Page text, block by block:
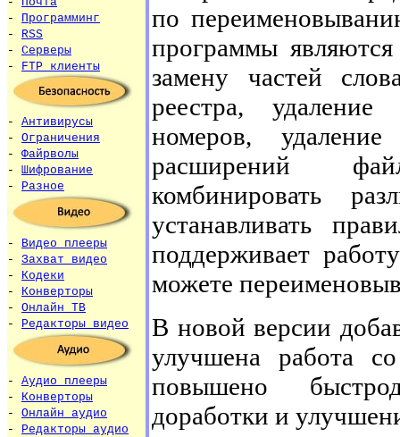
- Программинг
- RSS
- Серверы
- FTP клиенты
- Антивирусы
- Ограничения
- Файрволы
- Шифрование
- Разное
- Видео плееры
- Захват видео
- Кодеки
- Конверторы
- Онлайн ТВ
- Редакторы видео
- Аудио плееры
- Конверторы
- Онлайн аудио
- Редакторы аудио
по
программы
замену частей
реестра, удаление
номеров,
расширений
комбинировать
устанавливать
поддерживает
можете
В новой версии
улучшена работа
повышено
доработки и